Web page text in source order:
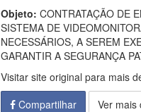
Objeto: CONTRATAÇÃO DE
SISTEMA DE
NECESSÁRIOS, A SEREM
GARANTIR A SEGURANÇA
Visitar site original para mais
Compartilhar
Ver mais